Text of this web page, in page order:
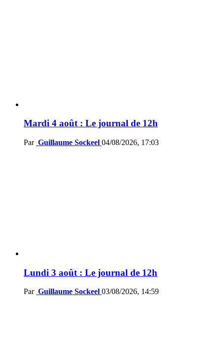
Mardi 4 août : Le journal de 12h
Par Guillaume Sockeel 04/08/2026, 17:03
Lundi 3 août : Le journal de 12h
Par Guillaume Sockeel 03/08/2026, 14:59